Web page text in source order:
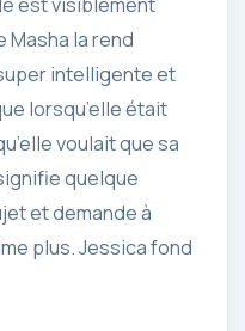
Masha la rend
intelligente et
lorsqu’elle était
voulait que sa
quelque
et demande à
plus. Jessica fond